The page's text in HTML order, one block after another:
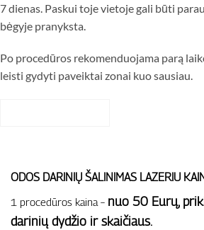
7 dienas. Paskui toje vietoje gali būti
bėgyje pranyksta.
Po procedūros rekomenduojama parą
leisti gydyti paveiktai zonai kuo sausiau.
ODOS DARINIŲ ŠALINIMAS LAZERIU
1 procedūros kaina – nuo 50 Eurų,
darinių dydžio ir skaičiaus.